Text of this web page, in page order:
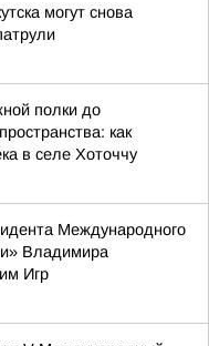
могут снова
полки до
как
в селе Хоточчу
Международного
Владимира
Игр